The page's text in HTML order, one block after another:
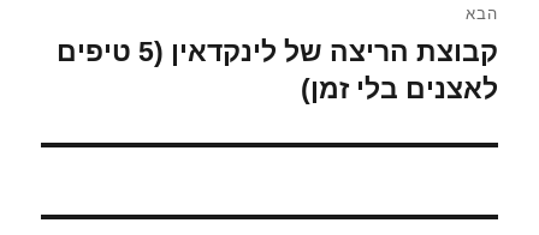
הבא
הפוסט
הבא:
קבוצת הריצה של לינקדאין (5 טיפים
לאצנים בלי זמן)